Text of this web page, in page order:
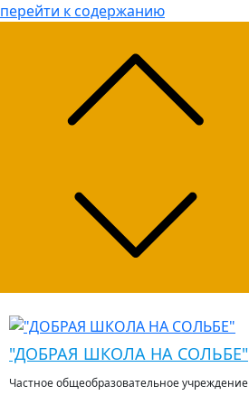
перейти к содержанию
"ДОБРАЯ ШКОЛА НА СОЛЬБЕ"
Частное общеобразовательное учреждение